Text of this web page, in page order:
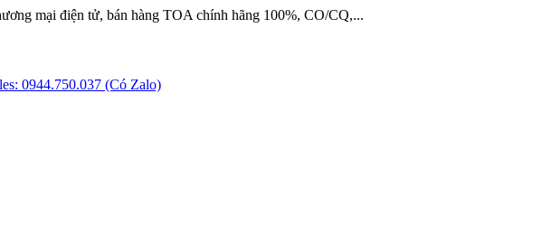
mại điện tử, bán hàng TOA chính hãng 100%, CO/CQ,...
0944.750.037 (Có Zalo)